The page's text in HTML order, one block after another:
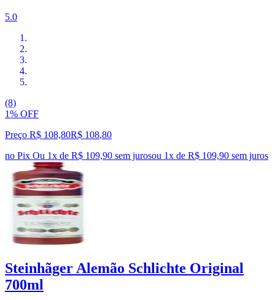
5.0
(8)
1% OFF
Preço R$ 108,80R$ 108,80
no Pix Ou 1x de R$ 109,90 sem jurosou 1x de R$ 109,90 sem juros
Steinhãger Alemão Schlichte Original
700ml